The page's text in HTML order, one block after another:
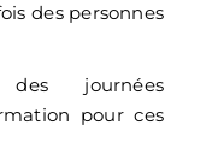
des personnes
journées
pour ces